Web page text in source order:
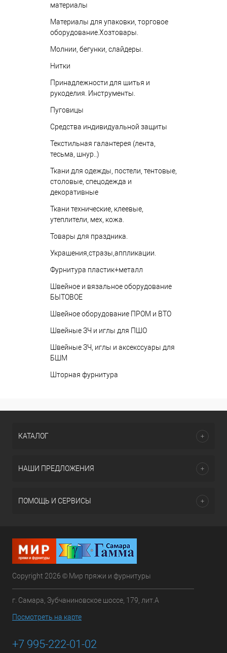
материалы
Материалы для упаковки, торговое
оборудование.Хозтовары.
Молнии, бегунки, слайдеры.
Нитки
Принадлежности для шитья и
рукоделия. Инструменты.
Пуговицы
Средства индивидуальной защиты
Текстильная галантерея (лента,
тесьма, шнур..)
Ткани для одежды, постели, тентовые,
столовые, спецодежда и
декоративные
Ткани технические, клеевые,
утеплители, мех, кожа.
Товары для праздника.
Украшения,стразы,аппликации.
Фурнитура пластик+металл
Швейное и вязальное оборудование
БЫТОВОЕ
Швейное оборудование ПРОМ и ВТО
Швейные ЗЧ и иглы для ПШО
Швейные ЗЧ, иглы и аксекссуары для
БШМ
Шторная фурнитура
КАТАЛОГ
НАШИ ПРЕДЛОЖЕНИЯ
ПОМОЩЬ И СЕРВИСЫ
Copyright 2026 © Мир пряжи и фурнитуры
г. Самара, Зубчаниновское шоссе, 179, лит.А
Посмотреть на карте
+7 995-222-01-02